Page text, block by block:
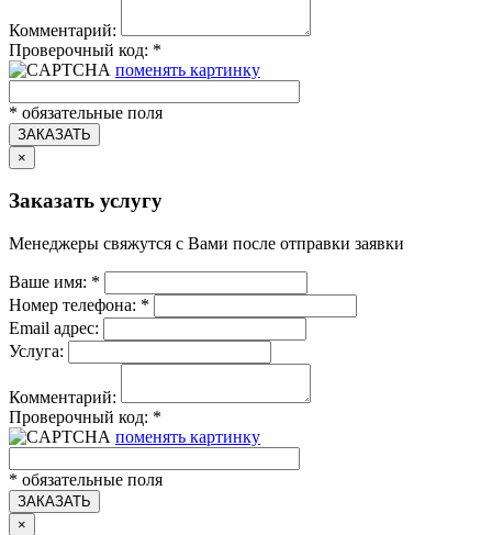
Комментарий:
Проверочный код: *
поменять картинку
* обязательные поля
ЗАКАЗАТЬ
×
Заказать услугу
Менеджеры свяжутся с Вами после отправки заявки
Ваше имя: *
Номер телефона: *
Email адрес:
Услуга:
Комментарий:
Проверочный код: *
поменять картинку
* обязательные поля
ЗАКАЗАТЬ
×